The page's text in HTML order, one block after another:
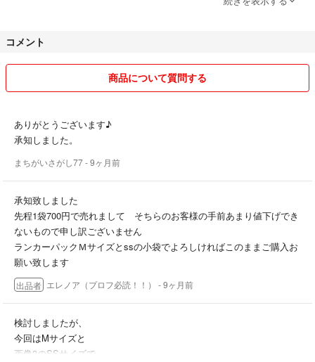
お値引きいたします、またどんな事でもお問い合わせ下さい‼️
リピーター様大歓迎‼️
以前ご購入して頂いていた商品も在庫確認致します
い合わせお待ちしております
基本、発送はご購入日の翌日には致しますが
土、日、祝日は外出する事が多いので発送が少し遅れる場合がございま
す、ご了承下さい
完璧を求められる方や神経質な方、評価の悪い方のご購入はご遠慮願い
ます
⭐︎商品到着後、ご確認して頂き問題なければ評価の方お願い致します
最近、評価の遅い方が多く困っています
こちらからの連絡にも反応ない場合は悪いの評価を付けさせて頂きます
コメント
商品について質問する
ありがとうございます♪
承知しました。
まちがいさがし77- 9ヶ月前
承知致しました
先程1袋700円で売れまして そちらのお客様の手前あまり値下げでき
ないもので申し訳ございません
ランカーパックＭサイズとssの小袋でよろしければこのままご購入お
願い致します
出品者 エレノア（プロフ必読！！） - 9ヶ月前
検討しましたが、
今回はMサイズと
画像3のSSサイズで